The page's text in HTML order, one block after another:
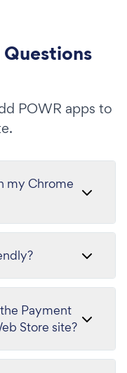
POWR apps to
my Chrome
Payment
Store site?